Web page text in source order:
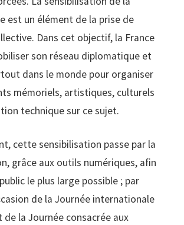
est un élément de la prise de
Dans cet objectif, la France
son réseau diplomatique et
dans le monde pour organiser
mémoriels, artistiques, culturels
technique sur ce sujet.
cette sensibilisation passe par la
grâce aux outils numériques, afin
le plus large possible ; par
de la Journée internationale
la Journée consacrée aux